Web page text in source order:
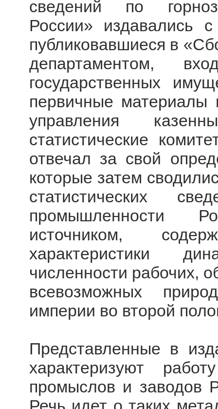
сведений по
России» издавались
публиковавшиеся в
департаментом,
государственных
первичные материалы
управления
статистические
отвечал за свой
которые затем
статистических
промышленности
источником,
характеристики
численности рабочих,
всевозможных
империи во второй
Представленные в
характеризуют
промыслов и заводов